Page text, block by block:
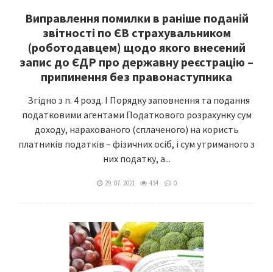
Виправлення помилки в раніше поданій
звітності по ЄВ страхувальником
(роботодавцем) щодо якого внесений
запис до ЄДР про державну реєстрацію –
припинення без правонаступника
Згідно з п. 4 розд. І Порядку заповнення та подання
податковими агентами Податкового розрахунку сум
доходу, нарахованого (сплаченого) на користь
платників податків – фізичних осіб, і сум утриманого з
них податку, а...
29. 07. 2021 434 0